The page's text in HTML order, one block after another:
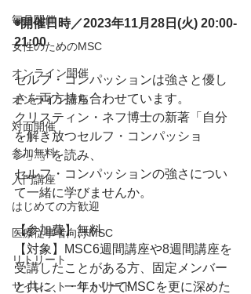
毎月開催
女性のためのMSC
オンライン開催
オンライン講座
対面開催
参加無料
入門講座
はじめての方歓迎
医療従事者向けMSC
リトリート
サイレント・リトリート
◉開催日時／2023年11月28日(火) 20:00-
21:00
セルフ・コンパッションは強さと優し
さを両方持ち合わせています。
クリスティン・ネフ博士の新著「自分
を解き放つセルフ・コンパッショ
ン」」を読み、
セルフ・コンパッションの強さについ
て一緒に学びませんか。
【参加費】無料
【対象】MSC6週間講座や8週間講座を
受講したことがある方、固定メンバー
と共に、一年かけてMSCを更に深めた